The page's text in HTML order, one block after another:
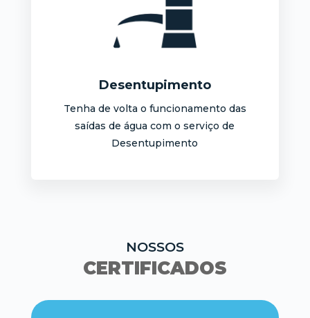
Desentupimento
Tenha de volta o funcionamento das
saídas de água com o serviço de
Desentupimento
NOSSOS
CERTIFICADOS